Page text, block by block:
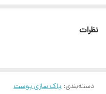
نظرات
دسته‌بندی: پاک سازی پوست